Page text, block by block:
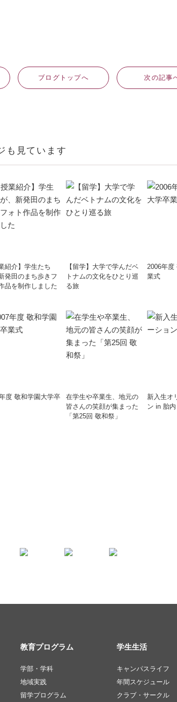
ブログ トップへ 次 の記事
も見ています
紹介】学生たち
発田のまち歩きフ
品を制作しました
【留学】大学で学んだベ
トナムの文化をひとり巡
る旅
2006年度
業式
度 敬和学園大学卒
在学生や卒業生、地元の
皆さんの笑顔が集まった
「第25回 敬和祭」
新入生オ
ン in 胎内
教育プログラム
学部・学科
地域実践
留学プログラム
学生生活
キャンパスライフ
年間スケジュール
クラブ・サークル